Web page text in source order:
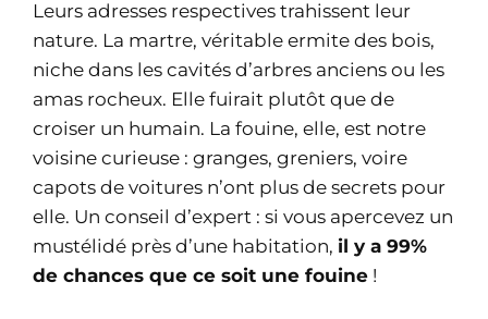
Leurs adresses respectives trahissent leur
nature. La martre, véritable ermite des bois,
niche dans les cavités d’arbres anciens ou les
amas rocheux. Elle fuirait plutôt que de
croiser un humain. La fouine, elle, est notre
voisine curieuse : granges, greniers, voire
capots de voitures n’ont plus de secrets pour
elle. Un conseil d’expert : si vous apercevez un
mustélidé près d’une habitation, il y a 99%
de chances que ce soit une fouine !